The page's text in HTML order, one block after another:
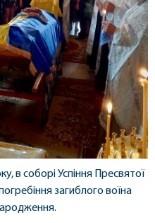
в соборі Успіння Пресвятої
загиблого воїна